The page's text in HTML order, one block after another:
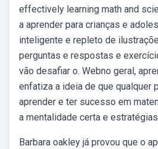
effectively learning math and
a aprender para crianças e
inteligente e repleto de
perguntas e respostas e
vão desafiar o. Webno geral,
enfatiza a ideia de que qualquer
aprender e ter sucesso em
a mentalidade certa e
Barbara oakley já provou que o